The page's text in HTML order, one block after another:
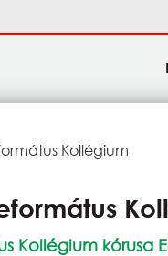
Kollégium
Kollégium kórusa